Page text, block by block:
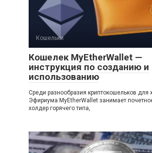
Кошельки
Кошелек MyEtherWallet —
инструкция по созданию и
использованию
Среди разнообразия криптокошельков для
Эфириума MyEtherWallet занимает
холдер горячего типа,